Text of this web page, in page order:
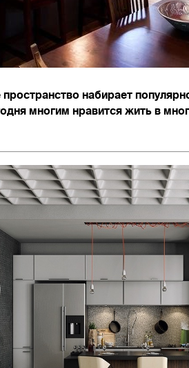
набирает
многим нравится жить в